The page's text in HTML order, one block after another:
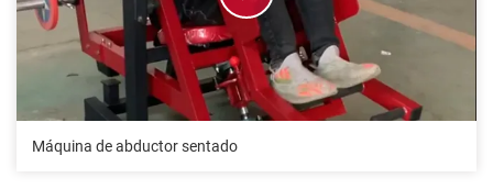
Máquina de abductor sentado